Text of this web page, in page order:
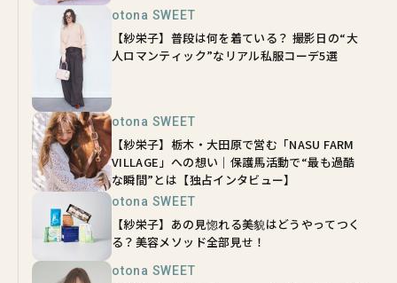
otona SWEET
【紗栄子】普段は何を着ている？ 撮影日の“大
人ロマンティック”なリアル私服コーデ5選
otona SWEET
【紗栄子】栃木・大田原で営む「NASU FARM
VILLAGE」への想い｜保護馬活動で“最も過酷
な瞬間”とは【独占インタビュー】
otona SWEET
【紗栄子】あの見惚れる美貌はどうやってつく
る？美容メソッド全部見せ！
otona SWEET